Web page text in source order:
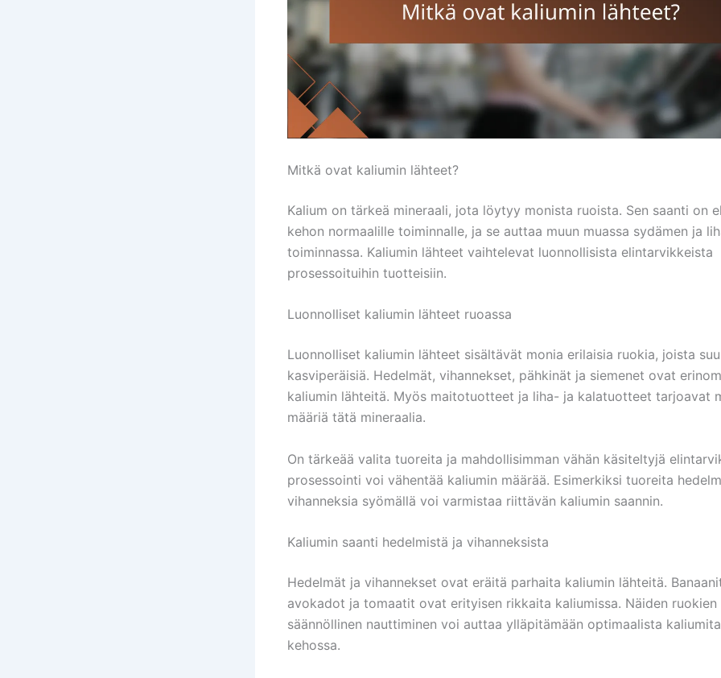
Mitkä ovat kaliumin lähteet?
Kalium on tärkeä mineraali, jota löytyy monista ruoista. Sen saanti on
kehon normaalille toiminnalle, ja se auttaa muun muassa sydämen ja
toiminnassa. Kaliumin lähteet vaihtelevat luonnollisista elintarvikkeista
prosessoituihin tuotteisiin.
Luonnolliset kaliumin lähteet ruoassa
Luonnolliset kaliumin lähteet sisältävät monia erilaisia ruokia, joista
kasviperäisiä. Hedelmät, vihannekset, pähkinät ja siemenet ovat
kaliumin lähteitä. Myös maitotuotteet ja liha- ja kalatuotteet tarjoavat
määriä tätä mineraalia.
On tärkeää valita tuoreita ja mahdollisimman vähän käsiteltyjä
prosessointi voi vähentää kaliumin määrää. Esimerkiksi tuoreita
vihanneksia syömällä voi varmistaa riittävän kaliumin saannin.
Kaliumin saanti hedelmistä ja vihanneksista
Hedelmät ja vihannekset ovat eräitä parhaita kaliumin lähteitä.
avokadot ja tomaatit ovat erityisen rikkaita kaliumissa. Näiden ruokien
säännöllinen nauttiminen voi auttaa ylläpitämään optimaalista
kehossa.